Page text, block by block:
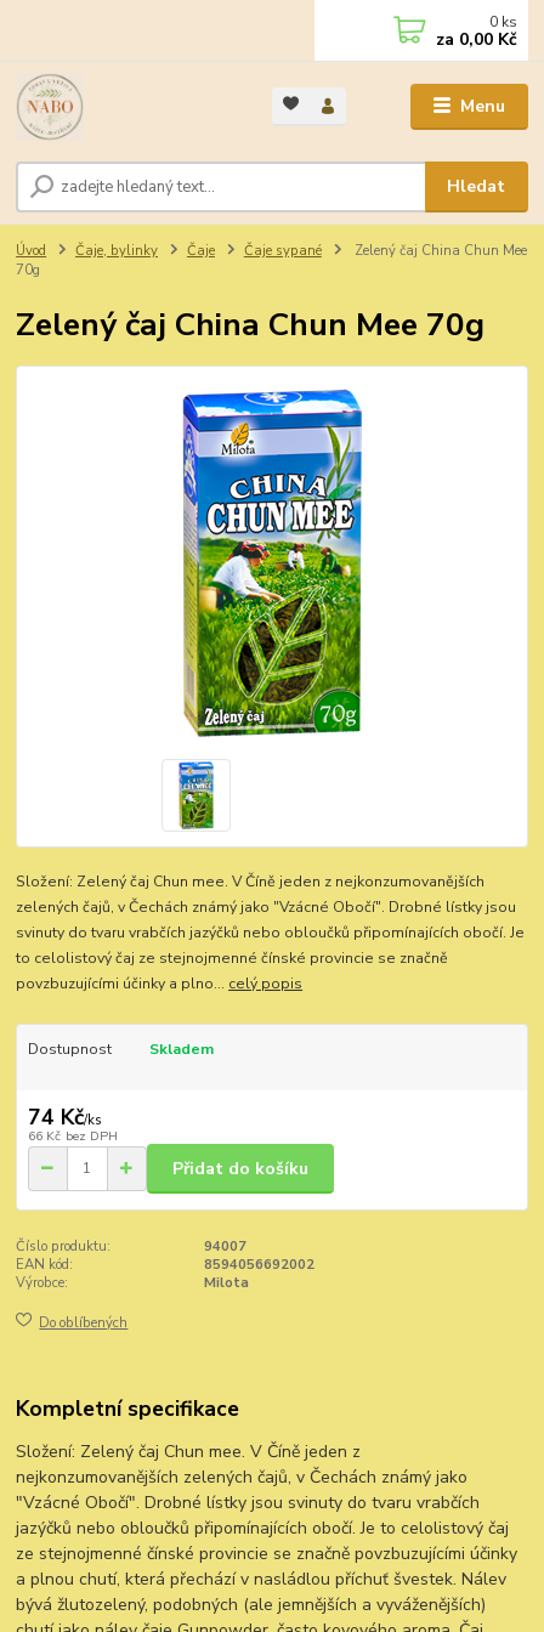
Menu
Hledat
0 ks
za 0,00 Kč
Úvod Čaje, bylinky Čaje Čaje sypané
Zelený čaj China Chun Mee
70g
Zelený čaj China Chun Mee 70g
Složení: Zelený čaj Chun mee. V Číně jeden z nejkonzumovanějších
zelených čajů, v Čechách známý jako "Vzácné Obočí". Drobné lístky jsou
svinuty do tvaru vrabčích jazýčků nebo obloučků připomínajících obočí. Je
to celolistový čaj ze stejnojmenné čínské provincie se značně
povzbuzujícími účinky a plno... celý popis
Dostupnost Skladem
74 Kč/ks
66 Kč bez DPH
Přidat do košíku
Číslo produktu:
94007
EAN kód:
8594056692002
Výrobce:
Milota
Do oblíbených
Kompletní specifikace
Složení: Zelený čaj Chun mee. V Číně jeden z
nejkonzumovanějších zelených čajů, v Čechách známý jako
"Vzácné Obočí". Drobné lístky jsou svinuty do tvaru vrabčích
jazýčků nebo obloučků připomínajících obočí. Je to celolistový čaj
ze stejnojmenné čínské provincie se značně povzbuzujícími účinky
a plnou chutí, která přechází v nasládlou příchuť švestek. Nálev
bývá žlutozelený, podobných (ale jemnějších a vyváženějších)